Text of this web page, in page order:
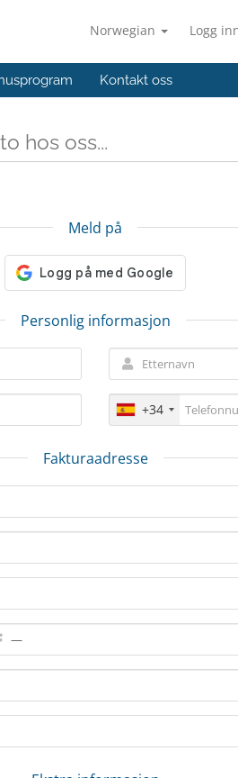
Norwegian Logg
Kontakt oss
hos oss...
Meld på
Personlig informasjon
+34
Fakturaadresse